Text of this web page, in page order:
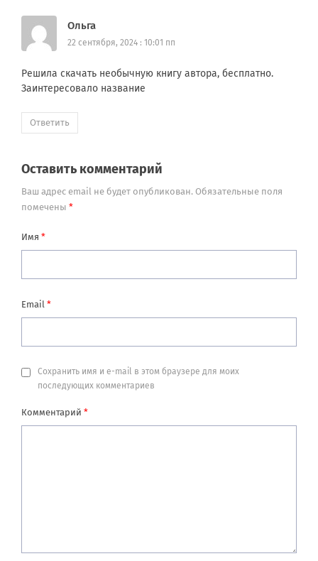
Ольга
22 сентября, 2024 : 10:01 пп
Решила скачать необычную книгу автора, бесплатно.
Заинтересовало название
Ответить
Оставить комментарий
Ваш адрес email не будет опубликован. Обязательные поля
помечены *
Имя *
Email *
Сохранить имя и e-mail в этом браузере для моих
последующих комментариев
Комментарий *